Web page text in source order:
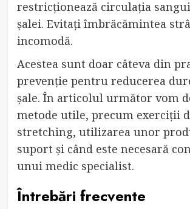
restricționează circulația
șalei. Evitați îmbrăcămintea
incomodă.
Acestea sunt doar câteva din
prevenție pentru reducerea
șale. În articolul următor vom
metode utile, precum exerciții
stretching, utilizarea unor
suport și când este necesară
unui medic specialist.
Întrebări frecvente